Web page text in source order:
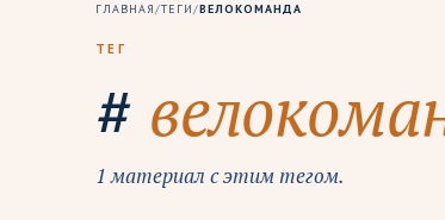
ГЛАВНАЯ/ТЕГИ/ВЕЛОКОМАНДА
ТЕГ
#
1 материал с этим тегом.